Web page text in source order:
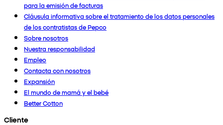
para la emisión de facturas
Cláusula informativa sobre el tratamiento de los datos personales
de los contratistas de Pepco
Sobre nosotros
Nuestra responsabilidad
Empleo
Contacta con nosotros
Expansión
El mundo de mamá y el bebé
Better Cotton
Cliente